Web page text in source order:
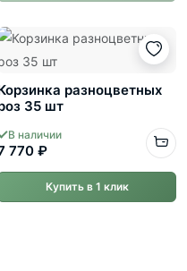
разноцветных
35 шт
В наличии
770 ₽
Купить в 1 клик